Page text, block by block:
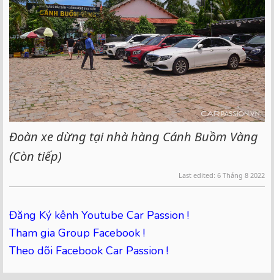
Đoàn xe dừng tại nhà hàng Cánh Buồm Vàng
(Còn tiếp)
Last edited: 6 Tháng 8 2022
Đăng Ký kênh Youtube Car Passion !
Tham gia Group Facebook !
Theo dõi Facebook Car Passion !